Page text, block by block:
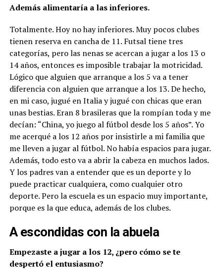
Además alimentaría a las inferiores.
Totalmente. Hoy no hay inferiores. Muy pocos clubes
tienen reserva en cancha de 11. Futsal tiene tres
categorías, pero las nenas se acercan a jugar a los 13 o
14 años, entonces es imposible trabajar la motricidad.
Lógico que alguien que arranque a los 5 va a tener
diferencia con alguien que arranque a los 13. De hecho,
en mi caso, jugué en Italia y jugué con chicas que eran
unas bestias. Eran 8 brasileras que la rompían toda y me
decían: “China, yo juego al fútbol desde los 5 años”. Yo
me acerqué a los 12 años por insistirle a mi familia que
me lleven a jugar al fútbol. No había espacios para jugar.
Además, todo esto va a abrir la cabeza en muchos lados.
Y los padres van a entender que es un deporte y lo
puede practicar cualquiera, como cualquier otro
deporte. Pero la escuela es un espacio muy importante,
porque es la que educa, además de los clubes.
A escondidas con la abuela
Empezaste a jugar a los 12, ¿pero cómo se te
despertó el entusiasmo?